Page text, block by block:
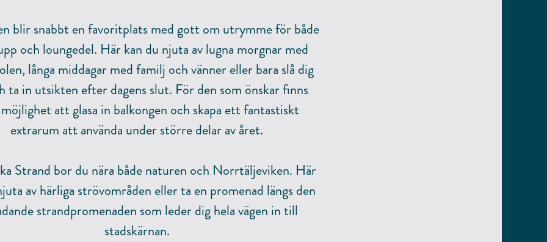
blir snabbt en favoritplats med gott om utrymme för både
och loungedel. Här kan du njuta av lugna morgnar med
långa middagar med familj och vänner eller bara slå dig
ta in utsikten efter dagens slut. För den som önskar finns
att glasa in balkongen och skapa ett fantastiskt
extrarum att använda under större delar av året.
Strand bor du nära både naturen och Norrtäljeviken. Här
av härliga strövområden eller ta en promenad längs den
strandpromenaden som leder dig hela vägen in till
stadskärnan.